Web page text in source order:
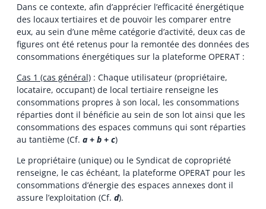
Dans ce contexte, afin d’apprécier l’efficacité énergétique
des locaux tertiaires et de pouvoir les comparer entre
eux, au sein d’une même catégorie d’activité, deux cas de
figures ont été retenus pour la remontée des données des
consommations énergétiques sur la plateforme OPERAT :
Cas 1 (cas général): Chaque utilisateur (propriétaire,
locataire, occupant) de local tertiaire renseigne les
consommations propres à son local, les consommations
réparties dont il bénéficie au sein de son lot ainsi que les
consommations des espaces communs qui sont réparties
au tantième (Cf. a + b + c)
Le propriétaire (unique) ou le Syndicat de copropriété
renseigne, le cas échéant, la plateforme OPERAT pour les
consommations d’énergie des espaces annexes dont il
assure l’exploitation (Cf. d).